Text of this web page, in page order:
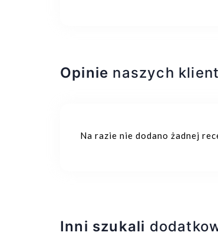
Opinie naszych
Na razie nie dodano żadnej
Inni szukali